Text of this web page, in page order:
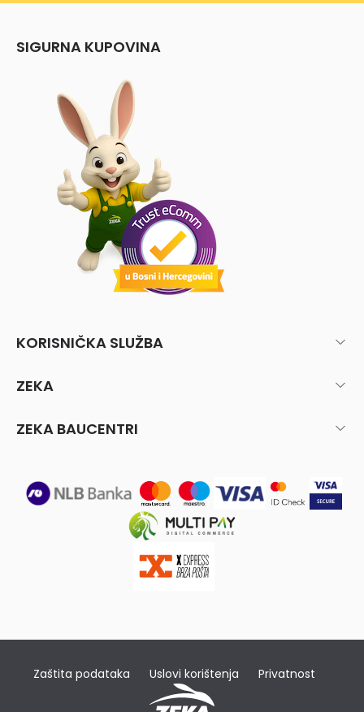
SIGURNA KUPOVINA
KORISNIČKA SLUŽBA
ZEKA
ZEKA BAUCENTRI
Zaštita podataka Uslovi korištenja Privatnost